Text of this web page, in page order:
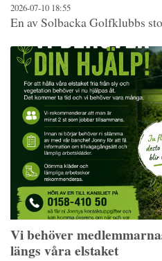
2026-07-10 18:55
En av Solbacka Golfklubbs
Vi behöver
längs våra elstaket